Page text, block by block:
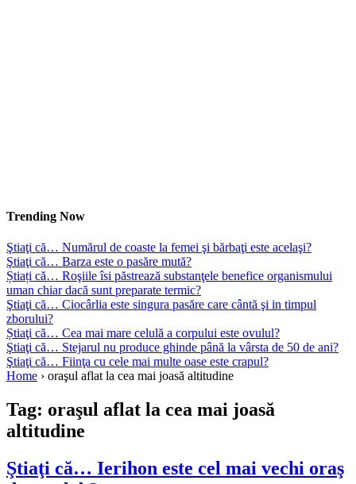
Trending Now
Ştiaţi că… Numărul de coaste la femei şi bărbaţi este acelaşi?
Ştiaţi că… Barza este o pasăre mută?
Știați că… Roşiile îsi păstrează substanţele benefice organismului
uman chiar dacă sunt preparate termic?
Ştiaţi că… Ciocârlia este singura pasăre care cântă şi in timpul
zborului?
Știaţi că… Cea mai mare celulă a corpului este ovulul?
Ştiaţi că… Stejarul nu produce ghinde până la vârsta de 50 de ani?
Ştiaţi că… Fiinţa cu cele mai multe oase este crapul?
Home › oraşul aflat la cea mai joasă altitudine
Tag: oraşul aflat la cea mai joasă
altitudine
Ştiaţi că… Ierihon este cel mai vechi oraş